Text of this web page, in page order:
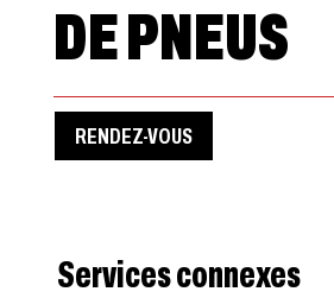
DE PNEUS
Services connexes
RENDEZ-VOUS